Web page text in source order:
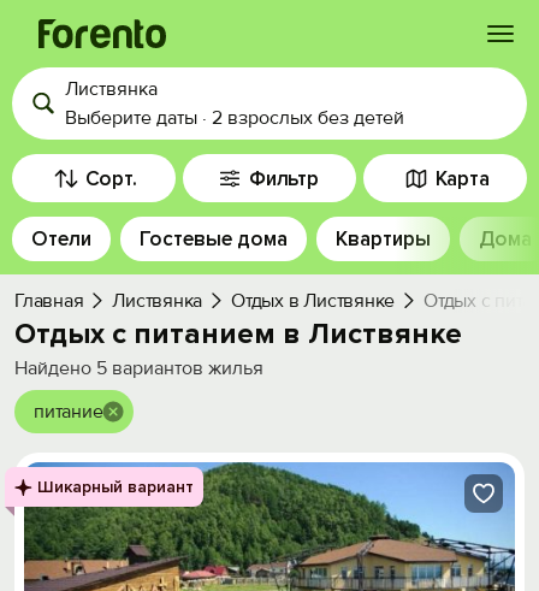
Войти
Избранное
История просмотра
Добавить свой объект
Листвянка
Выберите даты · 2 взрослых без детей
Сорт. Фильтр Карта
Отели Гостевые дома Квартиры Дома
Главная Листвянка Отдых в Листвянке Отдых с
Отдых с питанием в Листвянке
Найдено 5 вариантов жилья
питание
Шикарный вариант